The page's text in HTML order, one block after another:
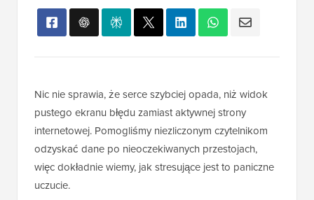
Nic nie sprawia, że serce szybciej opada, niż widok
pustego ekranu błędu zamiast aktywnej strony
internetowej. Pomogliśmy niezliczonym czytelnikom
odzyskać dane po nieoczekiwanych przestojach,
więc dokładnie wiemy, jak stresujące jest to paniczne
uczucie.